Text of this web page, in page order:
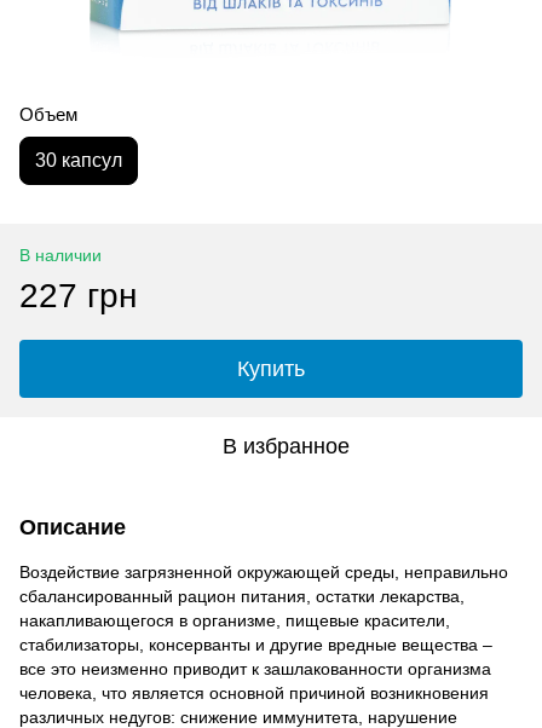
Объем
30 капсул
В наличии
227 грн
Купить
В избранное
Описание
Воздействие загрязненной окружающей среды, неправильно
сбалансированный рацион питания, остатки лекарства,
накапливающегося в организме, пищевые красители,
стабилизаторы, консерванты и другие вредные вещества –
все это неизменно приводит к зашлакованности организма
человека, что является основной причиной возникновения
различных недугов: снижение иммунитета, нарушение